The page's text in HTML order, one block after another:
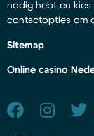
nodig hebt en kies
contactopties om
Sitemap
Online casino